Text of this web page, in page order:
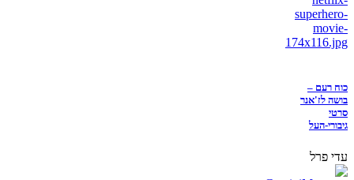
כוח רעם –
בושה לז'אנר
סרטי
גיבורי-העל
עדי פרל